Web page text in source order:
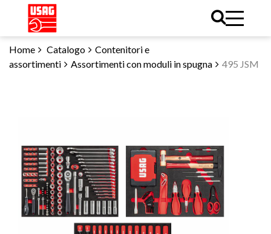
Home Catalogo
Contenitori e
assortimenti
Assortimenti con moduli in spugna 495 JSM